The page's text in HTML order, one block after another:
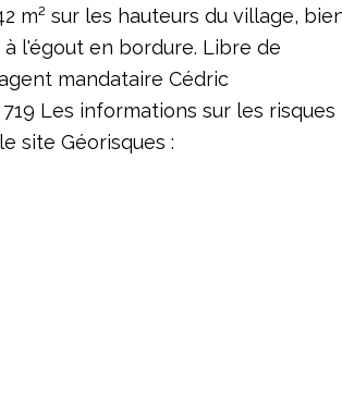
m² sur les hauteurs du village,
l'égout en bordure. Libre de
mandataire Cédric
Les informations sur les risques
site Géorisques :